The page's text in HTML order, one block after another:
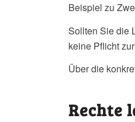
Beispiel zu
Sollten Sie die
keine Pflicht
Über die
Rechte